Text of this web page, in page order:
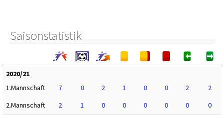
Saisonstatistik
2020/21
1.Mannschaft
7 0 2 1 0 0 2
2
2.Mannschaft
2 1 0 0 0 0 0
0